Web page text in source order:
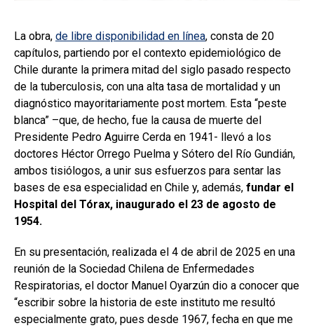
La obra, de libre disponibilidad en línea, consta de 20
capítulos, partiendo por el contexto epidemiológico de
Chile durante la primera mitad del siglo pasado respecto
de la tuberculosis, con una alta tasa de mortalidad y un
diagnóstico mayoritariamente post mortem. Esta “peste
blanca” –que, de hecho, fue la causa de muerte del
Presidente Pedro Aguirre Cerda en 1941- llevó a los
doctores Héctor Orrego Puelma y Sótero del Río Gundián,
ambos tisiólogos, a unir sus esfuerzos para sentar las
bases de esa especialidad en Chile y, además, fundar el
Hospital del Tórax, inaugurado el 23 de agosto de
1954.
En su presentación, realizada el 4 de abril de 2025 en una
reunión de la Sociedad Chilena de Enfermedades
Respiratorias, el doctor Manuel Oyarzún dio a conocer que
“escribir sobre la historia de este instituto me resultó
especialmente grato, pues desde 1967, fecha en que me